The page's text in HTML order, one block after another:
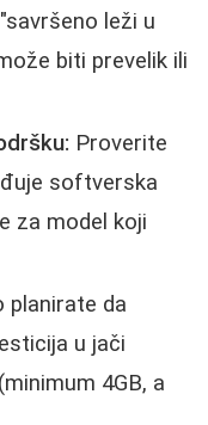
leži u
biti prevelik ili
Proverite
softverska
za model koji
planirate da
u jači
4GB, a